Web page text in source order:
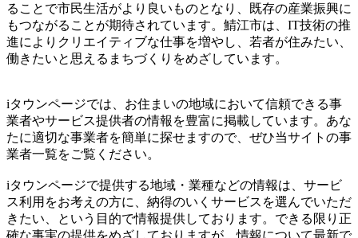
ることで市民生活がより良いものとなり、既存の産業振興に
もつながることが期待されています。鯖江市は、IT技術の推
進によりクリエイティブな仕事を増やし、若者が住みたい、
働きたいと思えるまちづくりをめざしています。
iタウンページでは、お住まいの地域において信頼できる事
業者やサービス提供者の情報を豊富に掲載しています。あな
たに適切な事業者を簡単に探せますので、ぜひ当サイトの事
業者一覧をご覧ください。
iタウンページで提供する地域・業種などの情報は、サービ
ス利用をお考えの方に、納得のいくサービスを選んでいただ
きたい、という目的で情報提供しております。できる限り正
確な事実の提供をめざしておりますが、情報について最新で